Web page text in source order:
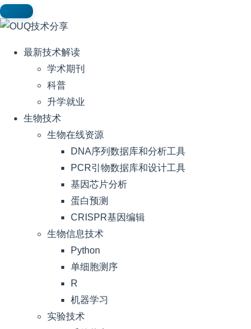
最新技术解读
学术期刊
科普
升学就业
生物技术
生物在线资源
DNA序列数据库和分析工具
PCR引物数据库和设计工具
基因芯片分析
蛋白预测
CRISPR基因编辑
生物信息技术
Python
单细胞测序
R
机器学习
实验技术